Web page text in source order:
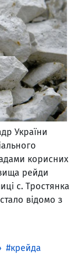
України
корисних
рейди
с. Тростянка
відомо з
крейда